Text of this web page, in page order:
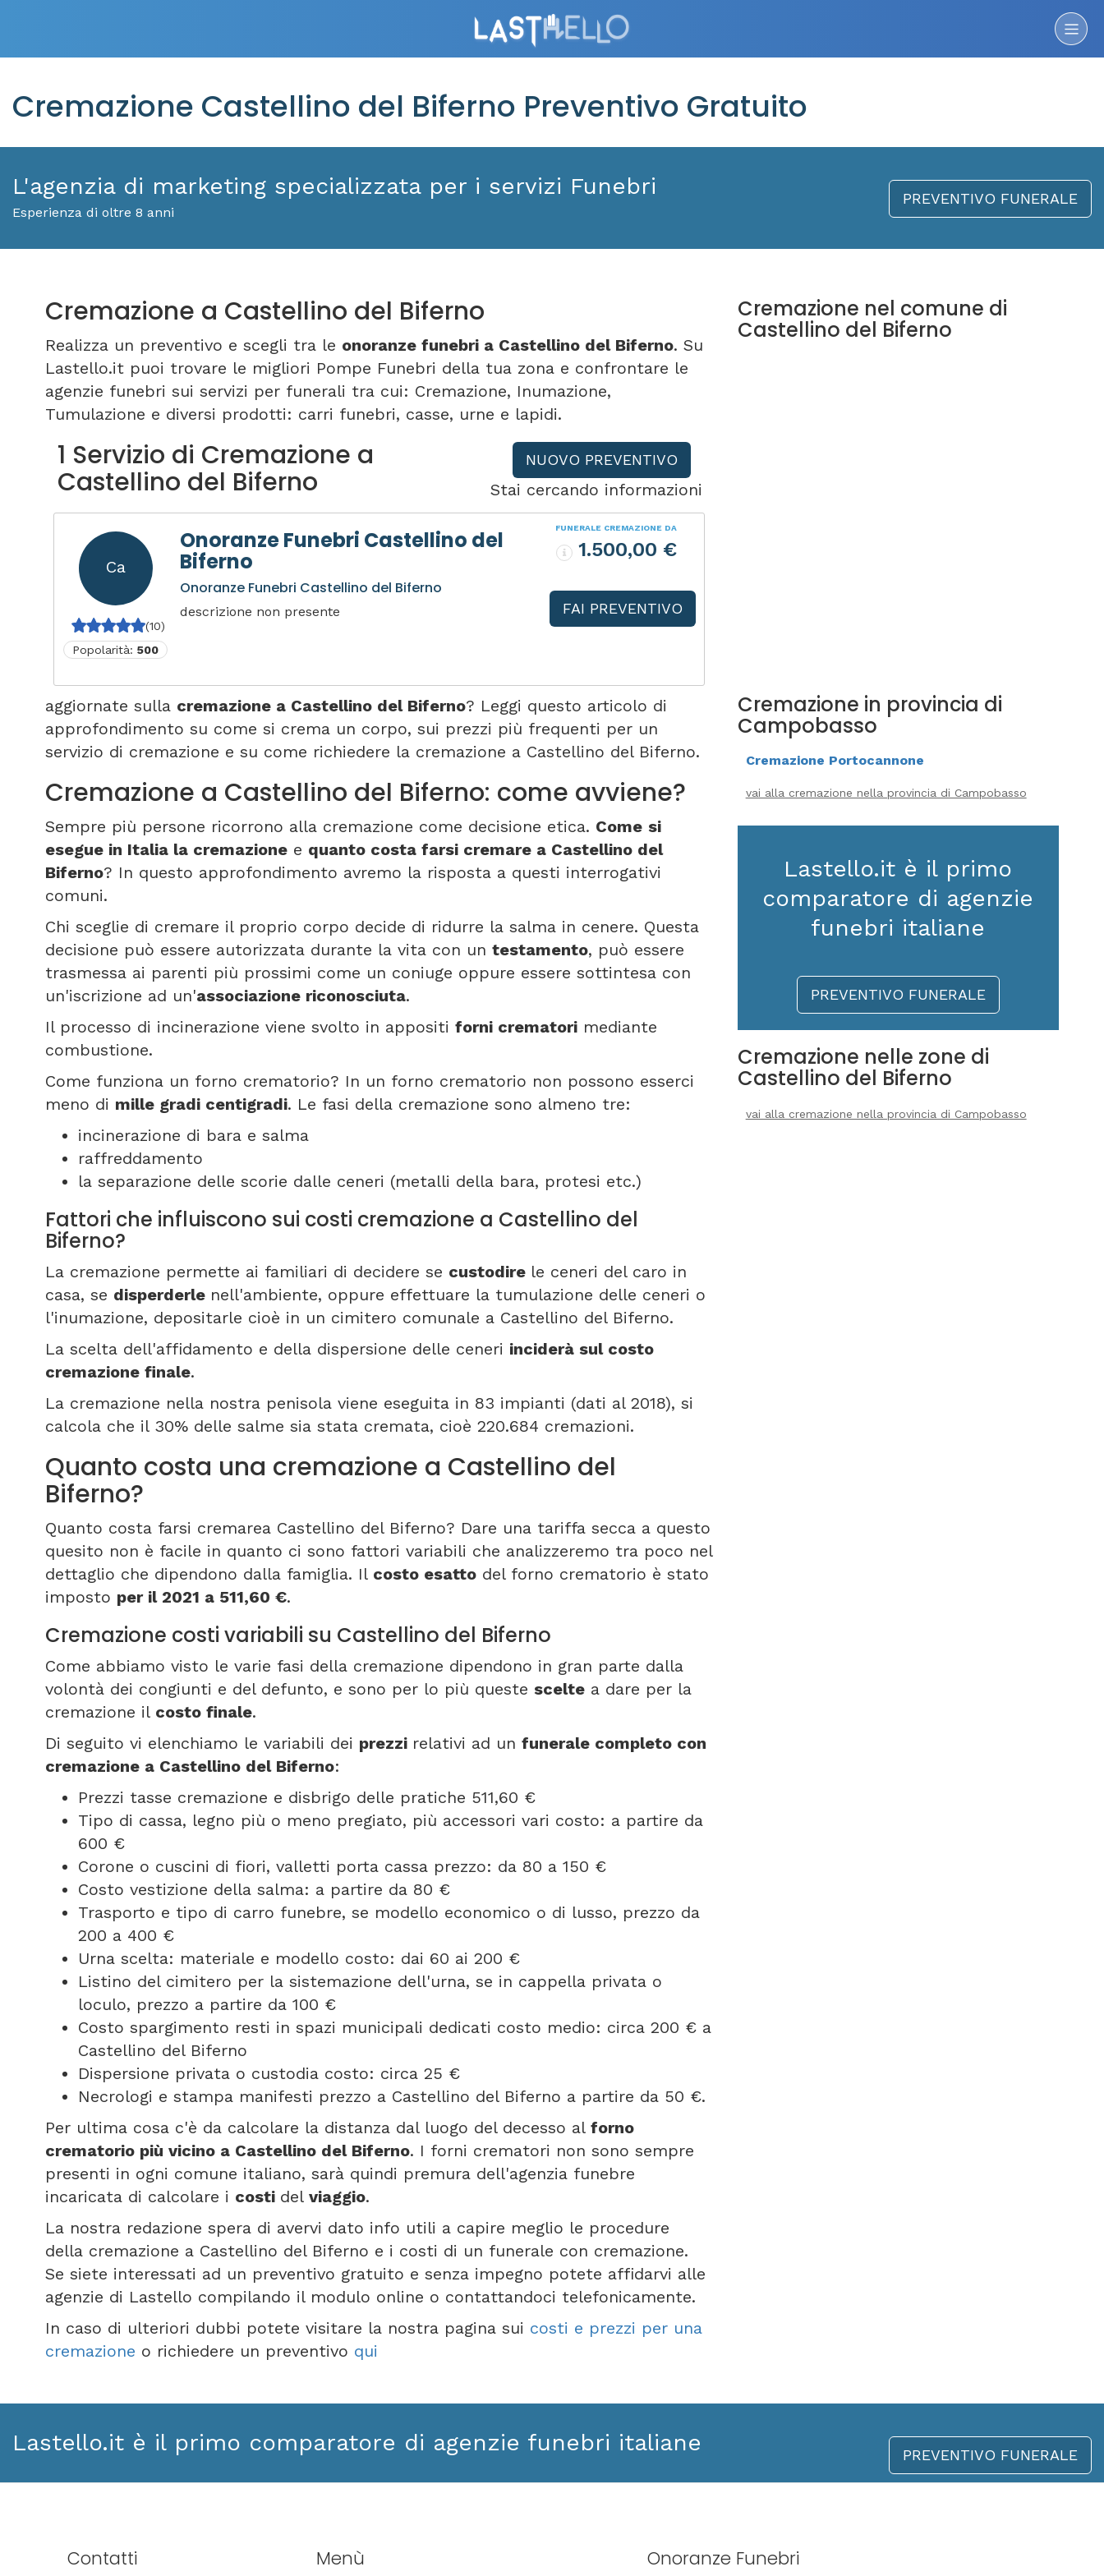
Cremazione Castellino del Biferno Preventivo Gratuito
L'agenzia di marketing specializzata per i servizi Funebri
Esperienza di oltre 8 anni
PREVENTIVO FUNERALE
Cremazione a Castellino del Biferno
Realizza un preventivo e scegli tra le onoranze funebri a Castellino del Biferno. Su
Lastello.it puoi trovare le migliori Pompe Funebri della tua zona e confrontare le
agenzie funebri sui servizi per funerali tra cui: Cremazione, Inumazione,
Tumulazione e diversi prodotti: carri funebri, casse, urne e lapidi.
1 Servizio di Cremazione a
Castellino del Biferno
NUOVO PREVENTIVO
Ca
(10)
Popolarità: 500
Onoranze Funebri Castellino del
Biferno
Onoranze Funebri Castellino del Biferno
descrizione non presente
FUNERALE CREMAZIONE DA
1.500,00 €
FAI PREVENTIVO
Stai cercando informazioni
aggiornate sulla cremazione a Castellino del Biferno? Leggi questo articolo di
approfondimento su come si crema un corpo, sui prezzi più frequenti per un
servizio di cremazione e su come richiedere la cremazione a Castellino del Biferno.
Cremazione a Castellino del Biferno: come avviene?
Sempre più persone ricorrono alla cremazione come decisione etica. Come si
esegue in Italia la cremazione e quanto costa farsi cremare a Castellino del
Biferno? In questo approfondimento avremo la risposta a questi interrogativi
comuni.
Chi sceglie di cremare il proprio corpo decide di ridurre la salma in cenere. Questa
decisione può essere autorizzata durante la vita con un testamento, può essere
trasmessa ai parenti più prossimi come un coniuge oppure essere sottintesa con
un'iscrizione ad un'associazione riconosciuta.
Il processo di incinerazione viene svolto in appositi forni crematori mediante
combustione.
Come funziona un forno crematorio? In un forno crematorio non possono esserci
meno di mille gradi centigradi. Le fasi della cremazione sono almeno tre:
incinerazione di bara e salma
raffreddamento
la separazione delle scorie dalle ceneri (metalli della bara, protesi etc.)
Fattori che influiscono sui costi cremazione a Castellino del
Biferno?
La cremazione permette ai familiari di decidere se custodire le ceneri del caro in
casa, se disperderle nell'ambiente, oppure effettuare la tumulazione delle ceneri o
l'inumazione, depositarle cioè in un cimitero comunale a Castellino del Biferno.
La scelta dell'affidamento e della dispersione delle ceneri inciderà sul costo
cremazione finale.
La cremazione nella nostra penisola viene eseguita in 83 impianti (dati al 2018), si
calcola che il 30% delle salme sia stata cremata, cioè 220.684 cremazioni.
Quanto costa una cremazione a Castellino del
Biferno?
Quanto costa farsi cremarea Castellino del Biferno? Dare una tariffa secca a questo
quesito non è facile in quanto ci sono fattori variabili che analizzeremo tra poco nel
dettaglio che dipendono dalla famiglia. Il costo esatto del forno crematorio è stato
imposto per il 2021 a 511,60 €.
Cremazione costi variabili su Castellino del Biferno
Come abbiamo visto le varie fasi della cremazione dipendono in gran parte dalla
volontà dei congiunti e del defunto, e sono per lo più queste scelte a dare per la
cremazione il costo finale.
Di seguito vi elenchiamo le variabili dei prezzi relativi ad un funerale completo con
cremazione a Castellino del Biferno:
Prezzi tasse cremazione e disbrigo delle pratiche 511,60 €
Tipo di cassa, legno più o meno pregiato, più accessori vari costo: a partire da
600 €
Corone o cuscini di fiori, valletti porta cassa prezzo: da 80 a 150 €
Costo vestizione della salma: a partire da 80 €
Trasporto e tipo di carro funebre, se modello economico o di lusso, prezzo da
200 a 400 €
Urna scelta: materiale e modello costo: dai 60 ai 200 €
Listino del cimitero per la sistemazione dell'urna, se in cappella privata o
loculo, prezzo a partire da 100 €
Costo spargimento resti in spazi municipali dedicati costo medio: circa 200 € a
Castellino del Biferno
Dispersione privata o custodia costo: circa 25 €
Necrologi e stampa manifesti prezzo a Castellino del Biferno a partire da 50 €.
Per ultima cosa c'è da calcolare la distanza dal luogo del decesso al forno
crematorio più vicino a Castellino del Biferno. I forni crematori non sono sempre
presenti in ogni comune italiano, sarà quindi premura dell'agenzia funebre
incaricata di calcolare i costi del viaggio.
La nostra redazione spera di avervi dato info utili a capire meglio le procedure
della cremazione a Castellino del Biferno e i costi di un funerale con cremazione.
Se siete interessati ad un preventivo gratuito e senza impegno potete affidarvi alle
agenzie di Lastello compilando il modulo online o contattandoci telefonicamente.
In caso di ulteriori dubbi potete visitare la nostra pagina sui costi e prezzi per una
cremazione o richiedere un preventivo qui
Cremazione nel comune di
Castellino del Biferno
Cremazione in provincia di
Campobasso
Cremazione Portocannone
vai alla cremazione nella provincia di Campobasso
Lastello.it è il primo
comparatore di agenzie
funebri italiane
PREVENTIVO FUNERALE
Cremazione nelle zone di
Castellino del Biferno
vai alla cremazione nella provincia di Campobasso
Lastello.it è il primo comparatore di agenzie funebri italiane PREVENTIVO FUNERALE
Contatti Menù Onoranze Funebri